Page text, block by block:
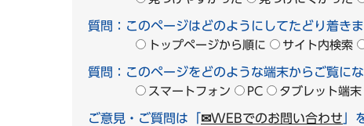
質問：このページはどのようにしてたどり着きま
トップページから順に サイト内検索
質問：このページをどのような端末からご覧にな
スマートフォン PC タブレット端末
ご意見・ご質問は「 ✉WEBでのお問い合わせ 」